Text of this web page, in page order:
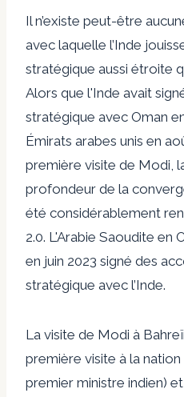
Il n’existe peut-être
avec laquelle l’Inde
stratégique aussi étroite
Alors que l'Inde avait
stratégique avec Oman
Émirats arabes unis en
première visite de Modi,
profondeur de la
été considérablement
2.0. L'Arabie Saoudite en
en juin 2023 signé des
stratégique avec l’Inde.
La visite de Modi à
première visite à la
premier ministre indien)